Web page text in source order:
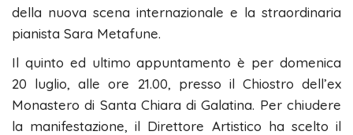
della nuova scena internazionale e la straordinaria
pianista Sara Metafune.
Il quinto ed ultimo appuntamento è per domenica
20 luglio, alle ore 21.00, presso il Chiostro dell’ex
Monastero di Santa Chiara di Galatina. Per chiudere
la manifestazione, il Direttore Artistico ha scelto il